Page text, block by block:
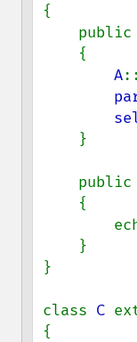
{
A::
}
class C
{